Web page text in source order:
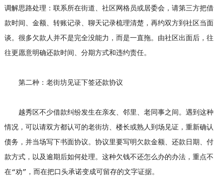
调解思路处理：联系所在街道、社区网格员或居委会，请第三方把借
款时间、金额、转账记录、聊天记录梳理清楚，再约双方到社区当面
谈。很多欠款人并不是完全没能力，而是一直拖。由社区出面后，往
往更愿意明确还款时间、分期方式和违约责任。
第二种：老街坊见证下签还款协议
越秀区不少借款纠纷发生在亲友、邻里、老同事之间。遇到这种
情况，可以请双方都认可的老街坊、楼长或熟人到场见证，重新确认
债务，并当场写下书面协议。协议里要写明欠款金额、还款日期、付
款方式，以及逾期后如何处理。这种欠钱不还怎么办的办法，重点不
在“劝”，而在把口头承诺变成可留存的文字证据。